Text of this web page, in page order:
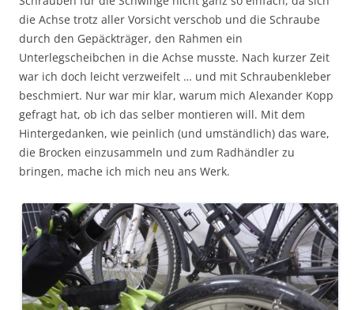
die Achse trotz aller Vorsicht verschob und die Schraube
durch den Gepäckträger, den Rahmen ein
Unterlegscheibchen in die Achse musste. Nach kurzer Zeit
war ich doch leicht verzweifelt … und mit Schraubenkleber
beschmiert. Nur war mir klar, warum mich Alexander Kopp
gefragt hat, ob ich das selber montieren will. Mit dem
Hintergedanken, wie peinlich (und umständlich) das ware,
die Brocken einzusammeln und zum Radhändler zu
bringen, mache ich mich neu ans Werk.